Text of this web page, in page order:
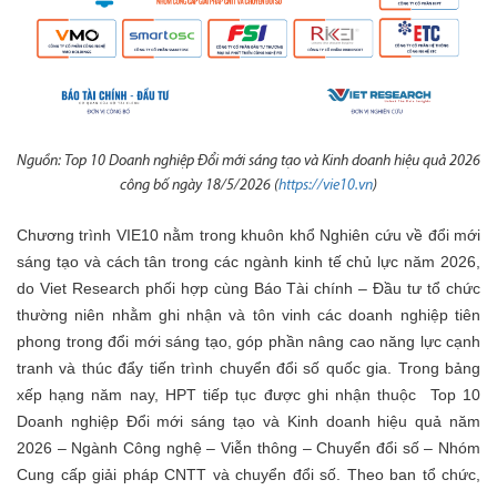
Nguồn: Top 10 Doanh nghiệp Đổi mới sáng tạo và Kinh doanh hiệu quả 2026
công bố ngày 18/5/2026 (https://vie10.vn)
Chương trình VIE10 nằm trong khuôn khổ Nghiên cứu về đổi mới
sáng tạo và cách tân trong các ngành kinh tế chủ lực năm 2026,
do Viet Research phối hợp cùng Báo Tài chính – Đầu tư tổ chức
thường niên nhằm ghi nhận và tôn vinh các doanh nghiệp tiên
phong trong đổi mới sáng tạo, góp phần nâng cao năng lực cạnh
tranh và thúc đẩy tiến trình chuyển đổi số quốc gia. Trong bảng
xếp hạng năm nay, HPT tiếp tục được ghi nhận thuộc Top 10
Doanh nghiệp Đổi mới sáng tạo và Kinh doanh hiệu quả năm
2026 – Ngành Công nghệ – Viễn thông – Chuyển đổi số – Nhóm
Cung cấp giải pháp CNTT và chuyển đổi số. Theo ban tổ chức,